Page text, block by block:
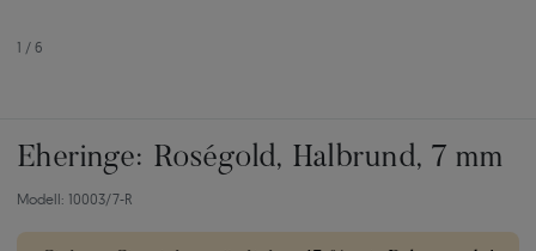
1 / 6
Eheringe: Roségold, Halbrund, 7 mm
Modell: 10003/7-R